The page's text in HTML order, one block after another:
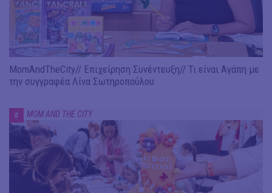
MomAndTheCity// Επιχείρηση Συνέντευξη// Τι είναι Αγάπη με
την συγγραφέα Λίνα Σωτηροπούλου
# MOM AND THE CITY